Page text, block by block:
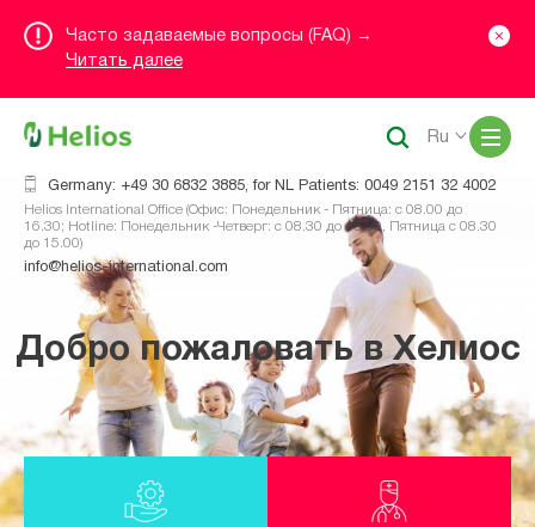
Часто задаваемые вопросы (FAQ) →
Читать далее
Germany: +49 30 6832 3885, for NL Patients: 0049 2151 32 4002
Helios International Office (Офис: Понедельник - Пятница: с 08.00 до
16.30; Hotline: Понедельник -Четверг: с 08.30 до 16.00, Пятница с 08.30
до 15.00)
info@helios-international.com
Ru
Добро пожаловать в Хелиос